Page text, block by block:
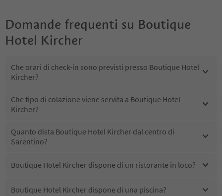
Domande frequenti su Boutique
Hotel Kircher
Che orari di check-in sono previsti presso Boutique Hotel
Kircher?
Che tipo di colazione viene servita a Boutique Hotel
Kircher?
Quanto dista Boutique Hotel Kircher dal centro di
Sarentino?
Boutique Hotel Kircher dispone di un ristorante in loco?
Boutique Hotel Kircher dispone di una piscina?